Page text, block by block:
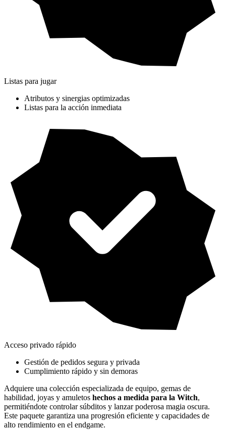
Listas para jugar
Atributos y sinergias optimizadas
Listas para la acción inmediata
Acceso privado rápido
Gestión de pedidos segura y privada
Cumplimiento rápido y sin demoras
Adquiere una colección especializada de equipo, gemas de
habilidad, joyas y amuletos hechos a medida para la Witch,
permitiéndote controlar súbditos y lanzar poderosa magia oscura.
Este paquete garantiza una progresión eficiente y capacidades de
alto rendimiento en el endgame.